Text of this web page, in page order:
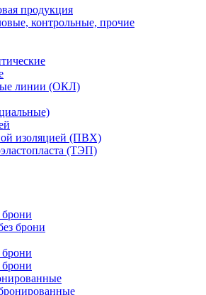
продукция
контрольные, прочие
линии (ОКЛ)
изоляцией (ПВХ)
(ТЭП)
брони